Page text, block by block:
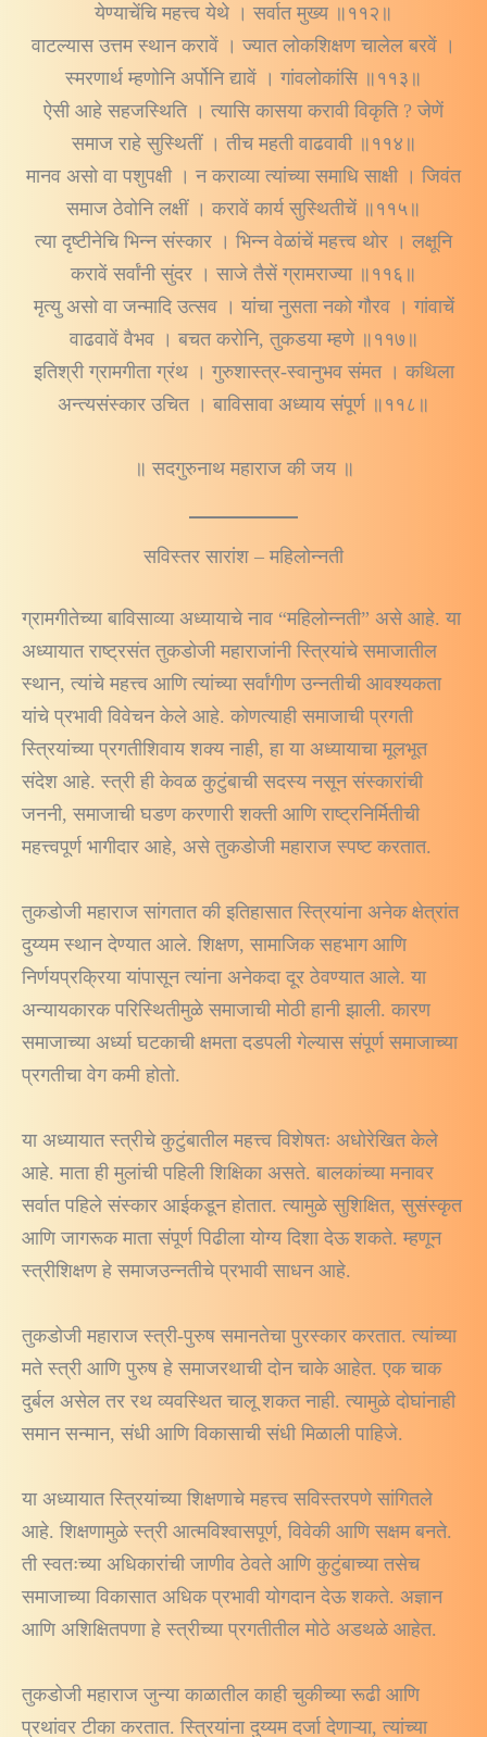
येण्याचेंचि महत्त्व येथे । सर्वात मुख्य ॥११२॥
वाटल्यास उत्तम स्थान करावें । ज्यात लोकशिक्षण चालेल बरवें ।
स्मरणार्थ म्हणोनि अर्पोनि द्यावें । गांवलोकांसि ॥११३॥
ऐसी आहे सहजस्थिति । त्यासि कासया करावी विकृति ? जेणें
समाज राहे सुस्थितीं । तीच महती वाढवावी ॥११४॥
मानव असो वा पशुपक्षी । न कराव्या त्यांच्या समाधि साक्षी । जिवंत
समाज ठेवोनि लक्षीं । करावें कार्य सुस्थितीचें ॥११५॥
त्या दृष्टीनेचि भिन्न संस्कार । भिन्न वेळांचें महत्त्व थोर । लक्षूनि
करावें सर्वांनी सुंदर । साजे तैसें ग्रामराज्या ॥११६॥
मृत्यु असो वा जन्मादि उत्सव । यांचा नुसता नको गौरव । गांवाचें
वाढवावें वैभव । बचत करोनि, तुकडया म्हणे ॥११७॥
इतिश्री ग्रामगीता ग्रंथ । गुरुशास्त्र-स्वानुभव संमत । कथिला
अन्त्यसंस्कार उचित । बाविसावा अध्याय संपूर्ण ॥११८॥
॥ सदगुरुनाथ महाराज की जय ॥
सविस्तर सारांश – महिलोन्नती
ग्रामगीतेच्या बाविसाव्या अध्यायाचे नाव “महिलोन्नती” असे आहे. या
अध्यायात राष्ट्रसंत तुकडोजी महाराजांनी स्त्रियांचे समाजातील
स्थान, त्यांचे महत्त्व आणि त्यांच्या सर्वांगीण उन्नतीची आवश्यकता
यांचे प्रभावी विवेचन केले आहे. कोणत्याही समाजाची प्रगती
स्त्रियांच्या प्रगतीशिवाय शक्य नाही, हा या अध्यायाचा मूलभूत
संदेश आहे. स्त्री ही केवळ कुटुंबाची सदस्य नसून संस्कारांची
जननी, समाजाची घडण करणारी शक्ती आणि राष्ट्रनिर्मितीची
महत्त्वपूर्ण भागीदार आहे, असे तुकडोजी महाराज स्पष्ट करतात.
तुकडोजी महाराज सांगतात की इतिहासात स्त्रियांना अनेक क्षेत्रांत
दुय्यम स्थान देण्यात आले. शिक्षण, सामाजिक सहभाग आणि
निर्णयप्रक्रिया यांपासून त्यांना अनेकदा दूर ठेवण्यात आले. या
अन्यायकारक परिस्थितीमुळे समाजाची मोठी हानी झाली. कारण
समाजाच्या अर्ध्या घटकाची क्षमता दडपली गेल्यास संपूर्ण समाजाच्या
प्रगतीचा वेग कमी होतो.
या अध्यायात स्त्रीचे कुटुंबातील महत्त्व विशेषतः अधोरेखित केले
आहे. माता ही मुलांची पहिली शिक्षिका असते. बालकांच्या मनावर
सर्वात पहिले संस्कार आईकडून होतात. त्यामुळे सुशिक्षित, सुसंस्कृत
आणि जागरूक माता संपूर्ण पिढीला योग्य दिशा देऊ शकते. म्हणून
स्त्रीशिक्षण हे समाजउन्नतीचे प्रभावी साधन आहे.
तुकडोजी महाराज स्त्री-पुरुष समानतेचा पुरस्कार करतात. त्यांच्या
मते स्त्री आणि पुरुष हे समाजरथाची दोन चाके आहेत. एक चाक
दुर्बल असेल तर रथ व्यवस्थित चालू शकत नाही. त्यामुळे दोघांनाही
समान सन्मान, संधी आणि विकासाची संधी मिळाली पाहिजे.
या अध्यायात स्त्रियांच्या शिक्षणाचे महत्त्व सविस्तरपणे सांगितले
आहे. शिक्षणामुळे स्त्री आत्मविश्वासपूर्ण, विवेकी आणि सक्षम बनते.
ती स्वतःच्या अधिकारांची जाणीव ठेवते आणि कुटुंबाच्या तसेच
समाजाच्या विकासात अधिक प्रभावी योगदान देऊ शकते. अज्ञान
आणि अशिक्षितपणा हे स्त्रीच्या प्रगतीतील मोठे अडथळे आहेत.
तुकडोजी महाराज जुन्या काळातील काही चुकीच्या रूढी आणि
प्रथांवर टीका करतात. स्त्रियांना दुय्यम दर्जा देणाऱ्या, त्यांच्या